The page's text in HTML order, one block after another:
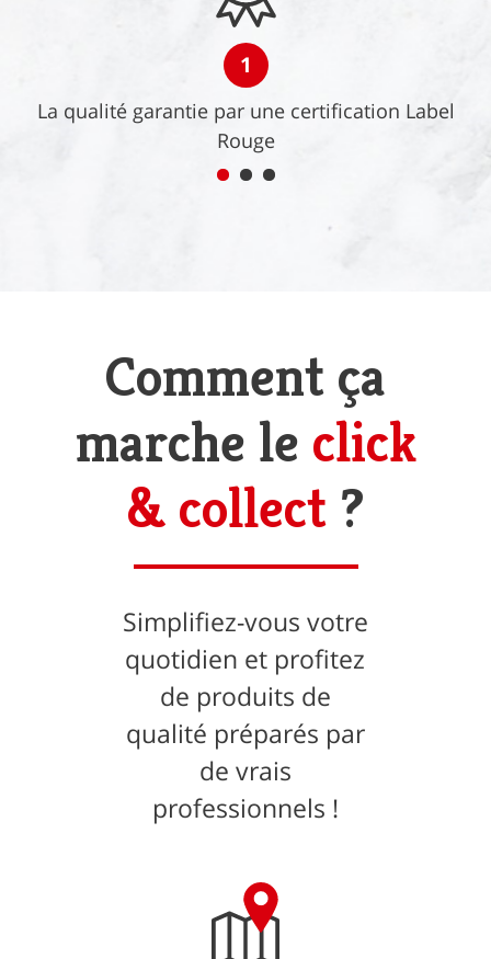
1
La qualité garantie par une certification Label
Rouge
Comment ça
marche le click
& collect ?
Simplifiez-vous votre
quotidien et profitez
de produits de
qualité préparés par
de vrais
professionnels !